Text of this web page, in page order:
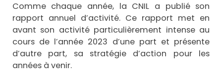
Comme chaque année, la CNIL a publié son
rapport annuel d’activité. Ce rapport met en
avant son activité particulièrement intense au
cours de l’année 2023 d’une part et présente
d’autre part, sa stratégie d’action pour les
années à venir.